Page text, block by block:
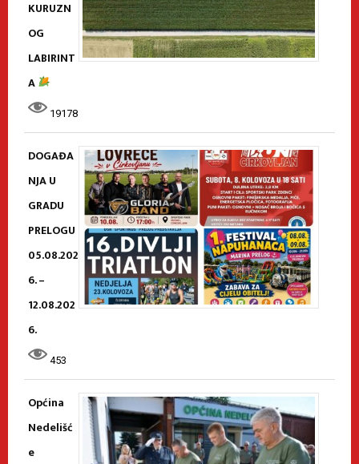
KURUZN
OG
LABIRINT
A
19178
DOGAĐA
NJA U
GRADU
PRELOGU
05.08.202
6. –
12.08.202
6.
453
Općina
Nedelišć
e